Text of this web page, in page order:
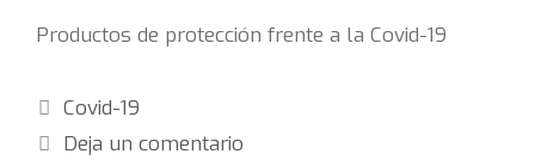
Productos de protección frente a la Covid-19
Categorías
Covid-19
Deja un comentario